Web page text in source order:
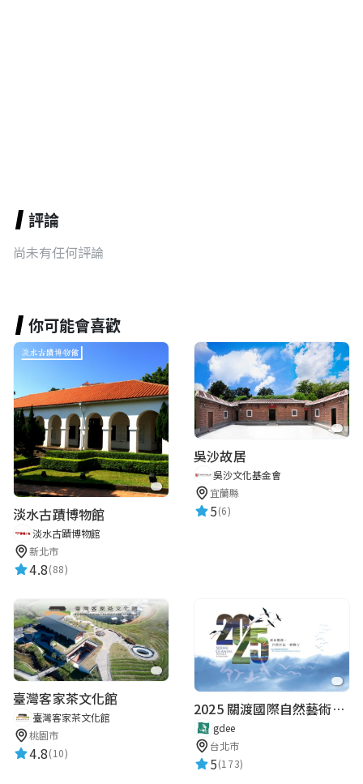
評論
尚未有任何評論
你可能會喜歡
淡水古蹟博物館
淡水古蹟博物館
新北市
4.8(88)
吳沙故居
吳沙文化基金會
宜蘭縣
5(6)
臺灣客家茶文化館
臺灣客家茶文化館
桃園市
4.8(10)
2025 關渡國際自然藝術季 Guandu International Nature Art Festival
gdee
台北市
5(173)